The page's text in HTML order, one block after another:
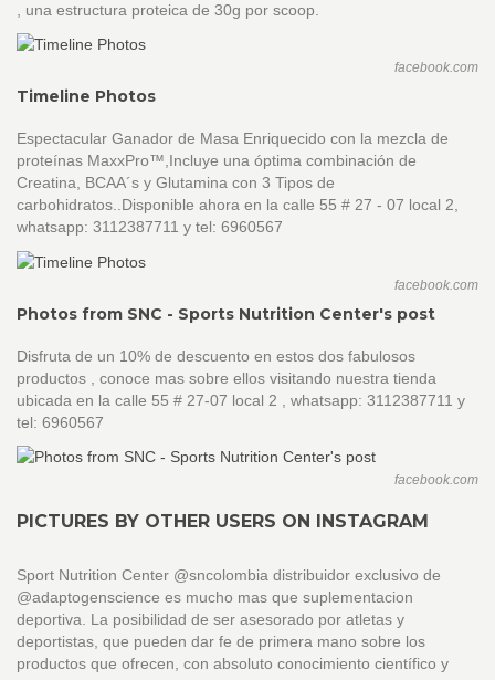
, una estructura proteica de 30g por scoop.
facebook.com
Timeline Photos
Espectacular Ganador de Masa Enriquecido con la mezcla de
proteínas MaxxPro™,Incluye una óptima combinación de
Creatina, BCAA´s y Glutamina con 3 Tipos de
carbohidratos..Disponible ahora en la calle 55 # 27 - 07 local 2,
whatsapp: 3112387711 y tel: 6960567
facebook.com
Photos from SNC - Sports Nutrition Center's post
Disfruta de un 10% de descuento en estos dos fabulosos
productos , conoce mas sobre ellos visitando nuestra tienda
ubicada en la calle 55 # 27-07 local 2 , whatsapp: 3112387711 y
tel: 6960567
facebook.com
PICTURES BY OTHER USERS ON INSTAGRAM
Sport Nutrition Center @sncolombia distribuidor exclusivo de
@adaptogenscience es mucho mas que suplementacion
deportiva. La posibilidad de ser asesorado por atletas y
deportistas, que pueden dar fe de primera mano sobre los
productos que ofrecen, con absoluto conocimiento científico y